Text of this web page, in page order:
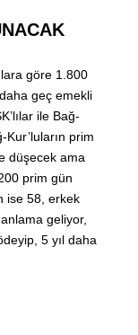
göre 1.800
geç emekli
ile Bağ-
prim
düşecek ama
prim gün
ise 58, erkek
geliyor,
5 yıl daha